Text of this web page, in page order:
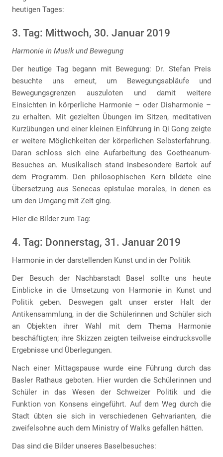
heutigen Tages:
3. Tag: Mittwoch, 30. Januar 2019
Harmonie in Musik und Bewegung
Der heutige Tag begann mit Bewegung: Dr. Stefan Preis
besuchte uns erneut, um Bewegungsabläufe und
Bewegungsgrenzen auszuloten und damit weitere
Einsichten in körperliche Harmonie – oder Disharmonie –
zu erhalten. Mit gezielten Übungen im Sitzen, meditativen
Kurzübungen und einer kleinen Einführung in Qi Gong zeigte
er weitere Möglichkeiten der körperlichen Selbsterfahrung.
Daran schloss sich eine Aufarbeitung des Goetheanum-
Besuches an. Musikalisch stand insbesondere Bartok auf
dem Programm. Den philosophischen Kern bildete eine
Übersetzung aus Senecas epistulae morales, in denen es
um den Umgang mit Zeit ging.
Hier die Bilder zum Tag:
4. Tag: Donnerstag, 31. Januar 2019
Harmonie in der darstellenden Kunst und in der Politik
Der Besuch der Nachbarstadt Basel sollte uns heute
Einblicke in die Umsetzung von Harmonie in Kunst und
Politik geben. Deswegen galt unser erster Halt der
Antikensammlung, in der die Schülerinnen und Schüler sich
an Objekten ihrer Wahl mit dem Thema Harmonie
beschäftigten; ihre Skizzen zeigten teilweise eindrucksvolle
Ergebnisse und Überlegungen.
Nach einer Mittagspause wurde eine Führung durch das
Basler Rathaus geboten. Hier wurden die Schülerinnen und
Schüler in das Wesen der Schweizer Politik und die
Funktion von Konsens eingeführt. Auf dem Weg durch die
Stadt übten sie sich in verschiedenen Gehvarianten, die
zweifelsohne auch dem Ministry of Walks gefallen hätten.
Das sind die Bilder unseres Baselbesuches: